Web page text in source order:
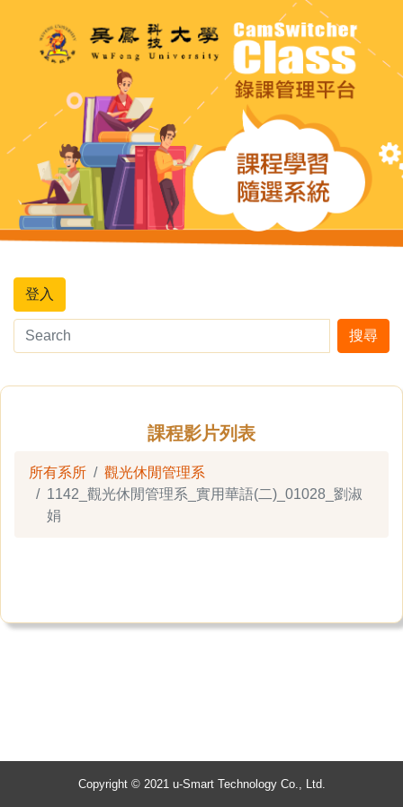
登入
搜尋
課程影片列表
所有系所
觀光休閒管理系
1142_觀光休閒管理系_實用華語(二)_01028_劉淑
娟
Copyright © 2021 u-Smart Technology Co., Ltd.